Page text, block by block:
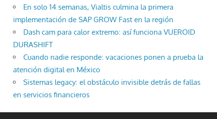
En solo 14 semanas, Vialtis culmina la primera
implementación de SAP GROW Fast en la región
Dash cam para calor extremo: así funciona VUEROID
DURASHIFT
Cuando nadie responde: vacaciones ponen a prueba la
atención digital en México
Sistemas legacy: el obstáculo invisible detrás de fallas
en servicios financieros